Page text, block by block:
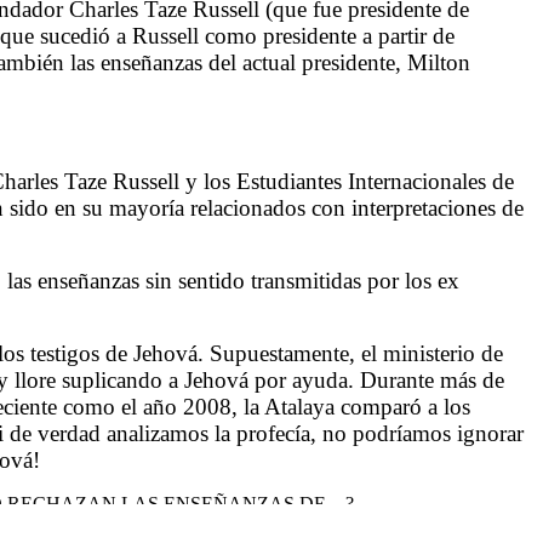
Charles Taze Russell (que fue presidente de
sucedió a Russell como presidente a partir de
las enseñanzas del actual presidente, Milton
Taze Russell y los Estudiantes Internacionales de
en su mayoría relacionados con interpretaciones de
enseñanzas sin sentido transmitidas por los ex
testigos de Jehová. Supuestamente, el ministerio de
llore suplicando a Jehová por ayuda. Durante más de
como el año 2008, la Atalaya comparó a los
verdad analizamos la profecía, no podríamos ignorar
RECHAZAN LAS ENSEÑANZAS DE…?